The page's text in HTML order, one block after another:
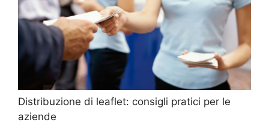
Distribuzione di leaflet: consigli pratici per le
aziende